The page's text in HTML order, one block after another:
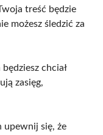
treść będzie
możesz śledzić za
chciał
zasięg,
upewnij się, że